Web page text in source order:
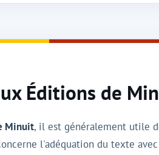
Éditions de
Minuit, il est généralement utile
l'adéquation du texte